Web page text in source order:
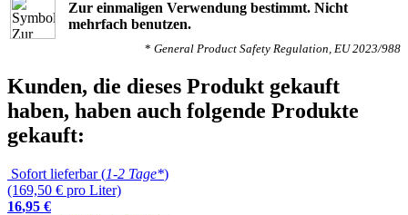
Zur einmaligen Verwendung bestimmt. Nicht
mehrfach benutzen.
* General Product Safety Regulation, EU 2023/988
Kunden, die dieses Produkt gekauft
haben, haben auch folgende Produkte
gekauft:
Sofort lieferbar (1-2 Tage*)
(169,50 € pro Liter)
16,95 €